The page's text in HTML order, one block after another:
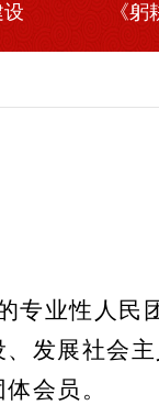
设 《躬
专业性人民
、发展社会
会员。